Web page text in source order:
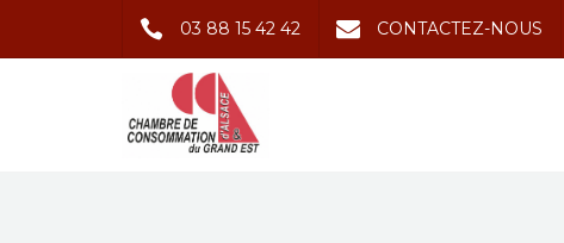
03 88 15 42 42 CONTACTEZ-NOUS